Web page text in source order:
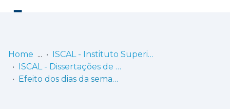
Communities
Home
ISCAL - Instituto Superior de Contabilidade e Administração de Lisboa
ISCAL - Dissertações de Mestrado
Efeito dos dias da semana na volatilidade do índice S&P 500: Um estudo empírico